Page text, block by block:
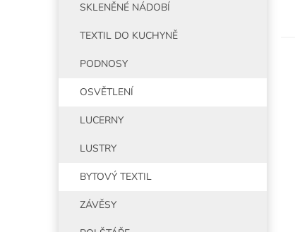
SKLENĚNÉ NÁDOBÍ
TEXTIL DO KUCHYNĚ
PODNOSY
OSVĚTLENÍ
LUCERNY
LUSTRY
BYTOVÝ TEXTIL
ZÁVĚSY